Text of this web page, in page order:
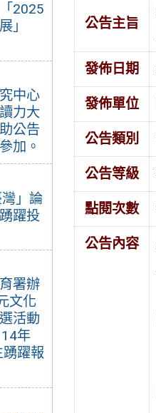
2025
」
中心
力大
公告
加。
」論
躍投
署辦
文化
活動
年
躍報
公告主旨
發佈日期
發佈單位
公告類別
公告等級
點閱次數
公告內容